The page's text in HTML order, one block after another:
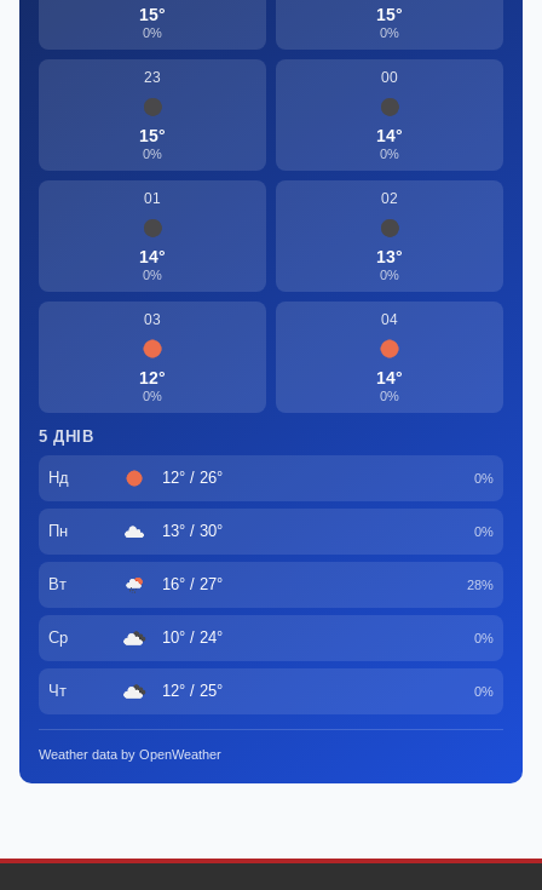
15°
0%
15°
0%
23
15°
0%
00
14°
0%
01
14°
0%
02
13°
0%
03
12°
0%
04
14°
0%
5 ДНІВ
Нд 12° / 26° 0%
Пн 13° / 30° 0%
Вт 16° / 27° 28%
Ср 10° / 24° 0%
Чт 12° / 25° 0%
Weather data by OpenWeather